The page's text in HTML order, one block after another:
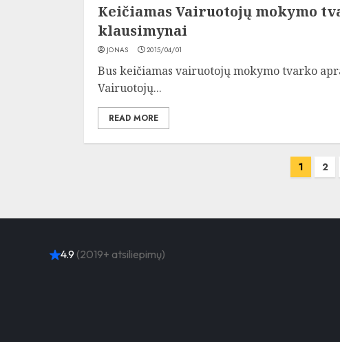
Keičiamas Vairuotojų mokymo
klausimynai
JONAS 2015/04/01
Bus keičiamas vairuotojų mokymo tvarko
Vairuotojų...
READ MORE
1 2
4.9 (2019+ atsiliepimų)